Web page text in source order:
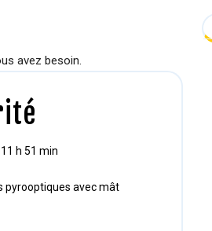
avez besoin.
11 h 51 min